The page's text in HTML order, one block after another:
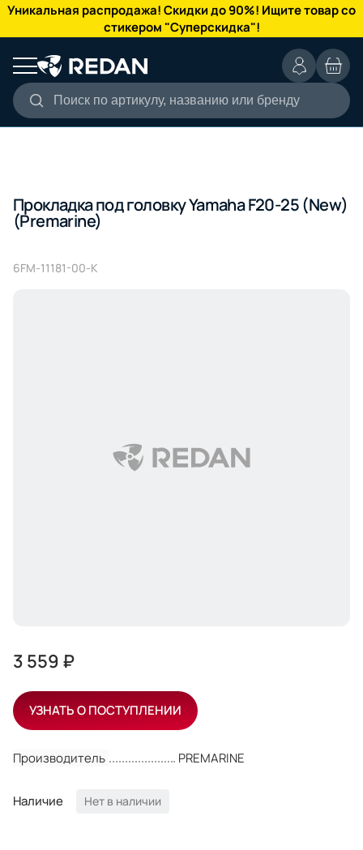
Уникальная распродажа! Скидки до 90%! Ищите товар со
стикером "Суперскидка"!
Поиск по артикулу, названию или бренду
КАТАЛОГ
Прокладка под головку Yamaha F20-25 (New)
(Premarine)
6FM-11181-00-K
Производитель PREMARINE
Наличие Нет в наличии
3 559 ₽
УЗНАТЬ О ПОСТУПЛЕНИИ